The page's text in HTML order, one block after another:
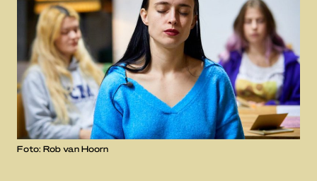
Foto: Rob van Hoorn